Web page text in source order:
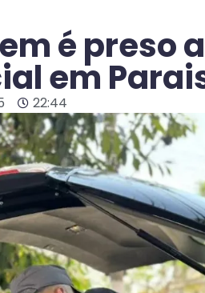
é preso
em
22:44